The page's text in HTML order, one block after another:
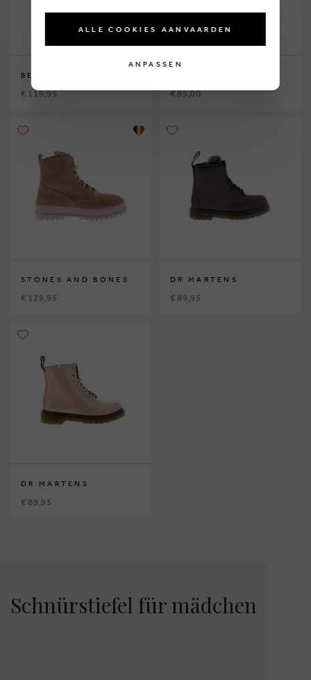
BEBERLIS
€ 119,95 € 85,00
STONES AND BONES
€ 129,95
DR MARTENS
€ 89,95
DR MARTENS
€ 89,95
Schnürstiefel für mädchen
ALLE COOKIES AANVAARDEN
ANPASSEN